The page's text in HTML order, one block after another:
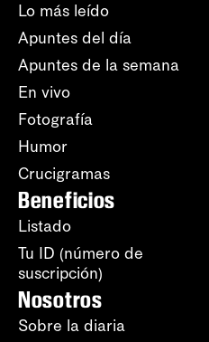
Lo más leído
Apuntes del día
Apuntes de la semana
En vivo
Fotografía
Humor
Crucigramas
Beneficios
Listado
Tu ID (número de
suscripción)
Nosotros
Sobre la diaria